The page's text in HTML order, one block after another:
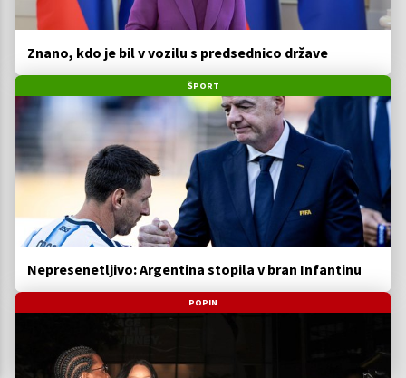
Znano, kdo je bil v vozilu s predsednico države
ŠPORT
Nepresenetljivo: Argentina stopila v bran Infantinu
POPIN